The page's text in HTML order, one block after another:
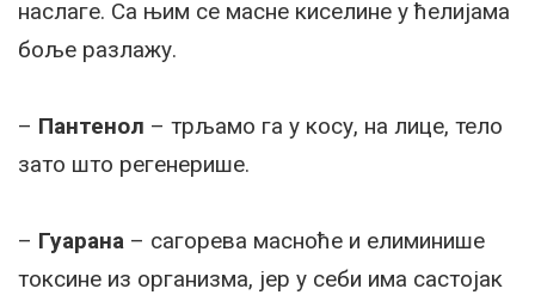
наслаге. Са њим се масне киселине у ћелијама
боље разлажу.
– Пантенол – трљамо га у косу, на лице, тело
зато што регенерише.
– Гуарана – сагорева масноће и елиминише
токсине из организма, јер у себи има састојак